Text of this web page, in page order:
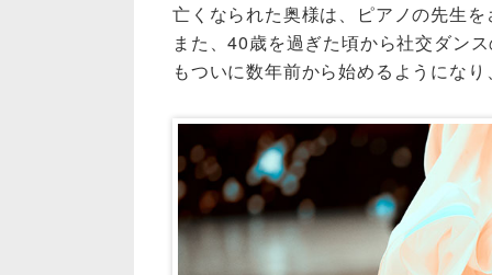
亡くなられた奥様は、ピアノの先生
また、40歳を過ぎた頃から社交ダン
もついに数年前から始めるようにな